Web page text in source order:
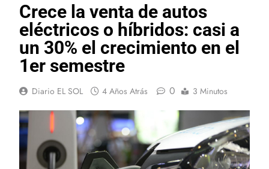
Crece la venta de autos
eléctricos o híbridos: casi a
un 30% el crecimiento en el
1er semestre
Diario EL SOL 4 Años Atrás 0 3 Minutos